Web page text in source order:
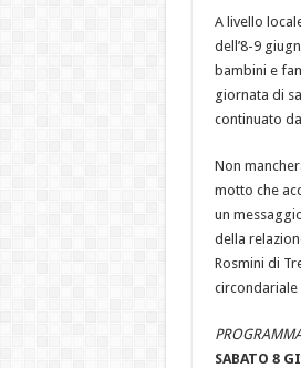
A livello
dell’8-9
bambini e
giornata di
continuato
Non
motto che
un
della
Rosmini di
circondariale
SABATO 8